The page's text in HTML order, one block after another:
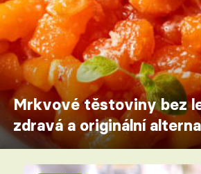
Mrkvové těstoviny bez
zdravá a originální